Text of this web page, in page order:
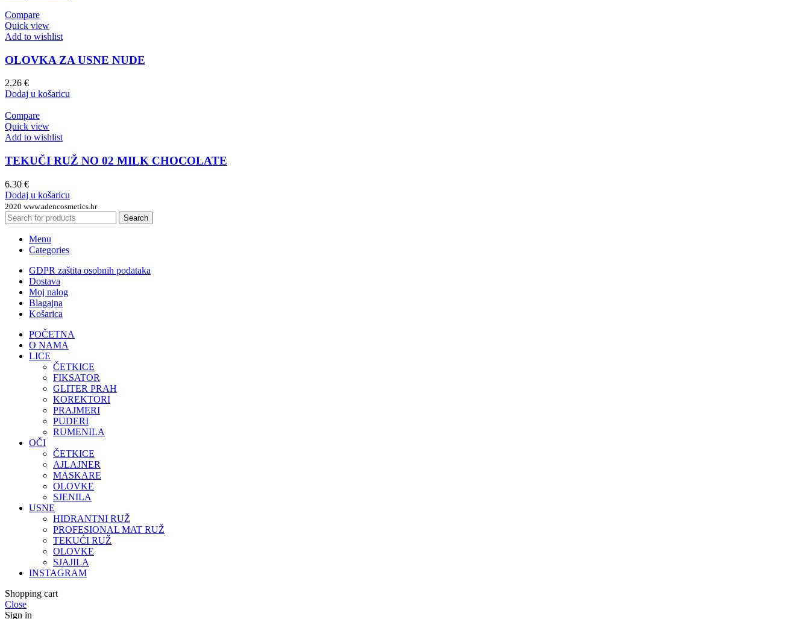
Compare
Quick view
Add to wishlist
OLOVKA ZA USNE NUDE
2.26 €
Dodaj u košaricu
Compare
Quick view
Add to wishlist
TEKUČI RUŽ NO 02 MILK CHOCOLATE
6.30 €
Dodaj u košaricu
2020 www.adencosmetics.hr
Search
Menu
Categories
GDPR zaštita osobnih podataka
Dostava
Moj nalog
Blagajna
Košarica
POČETNA
O NAMA
LICE
ČETKICE
FIKSATOR
GLITER PRAH
KOREKTORI
PRAJMERI
PUDERI
RUMENILA
OČI
ČETKICE
AJLAJNER
MASKARE
OLOVKE
SJENILA
USNE
HIDRANTNI RUŽ
PROFESIONAL MAT RUŽ
TEKUĆI RUŽ
OLOVKE
SJAJILA
INSTAGRAM
Shopping cart
Close
Sign in